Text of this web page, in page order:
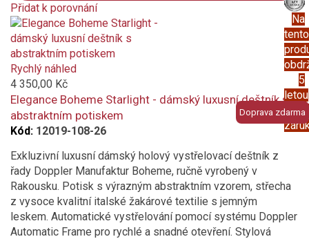
Na
tento
5
letou
Přidat k porovnání
Product
is
added
to
compare
Doprava zdarma
Rychlý náhled
4 350,00 Kč
Elegance Boheme Starlight - dámský luxusní deštník s
abstraktním potiskem
Kód: 12019-108-26
Exkluzivní luxusní dámský holový vystřelovací deštník z
řady Doppler Manufaktur Boheme, ručně vyrobený v
Rakousku. Potisk s výrazným abstraktním vzorem, střecha
z vysoce kvalitní italské žakárové textilie s jemným
leskem. Automatické vystřelování pomocí systému Doppler
Automatic Frame pro rychlé a snadné otevření. Stylová